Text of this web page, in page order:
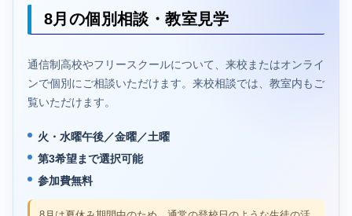
8月の個別相談・教室見学
通信制高校やフリースクールについて、来校またはオンライ
ンで個別にご相談いただけます。来校相談では、教室内もご
覧いただけます。
火・水曜午後／金曜／土曜
第3希望まで選択可能
参加費無料